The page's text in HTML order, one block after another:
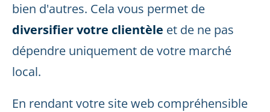
bien d'autres. Cela vous permet de
diversifier votre clientèle et de ne pas
dépendre uniquement de votre marché
local.
En rendant votre site web compréhensible